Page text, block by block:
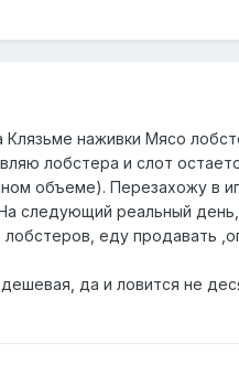
наживки Мясо
лобстера и слот
объеме). Перезахожу в
следующий реальный
еду продавать
да и ловится не